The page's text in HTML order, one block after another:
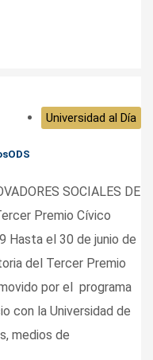
Universidad al Día
SOCIALES DE
Premio Cívico
Hasta el 30 de junio de
del Tercer Premio
por el programa
con la Universidad de
medios de